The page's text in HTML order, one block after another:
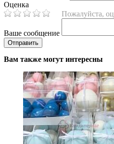
Оценка
Пожалуйста,
Ваше сообщение
Вам также могут интересны